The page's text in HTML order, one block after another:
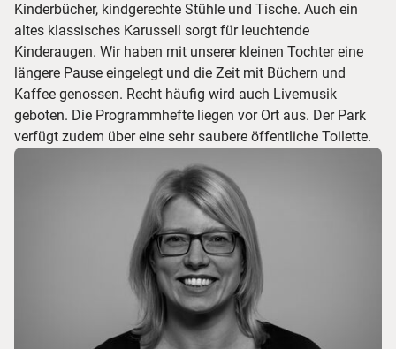
Kinderbücher, kindgerechte Stühle und Tische. Auch ein
altes klassisches Karussell sorgt für leuchtende
Kinderaugen. Wir haben mit unserer kleinen Tochter eine
längere Pause eingelegt und die Zeit mit Büchern und
Kaffee genossen. Recht häufig wird auch Livemusik
geboten. Die Programmhefte liegen vor Ort aus. Der Park
verfügt zudem über eine sehr saubere öffentliche Toilette.